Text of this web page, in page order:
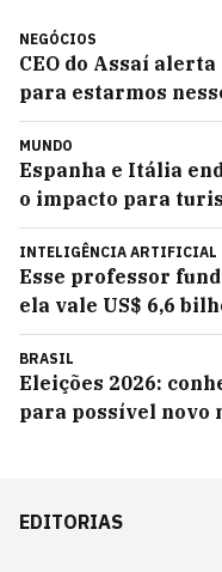
NEGÓCIOS
CEO do Assaí
para estarmos
MUNDO
Espanha e Itália
o impacto para
INTELIGÊNCIA ARTIFICIAL
Esse professor
ela vale US$ 6,6
BRASIL
Eleições 2026:
para possível novo
EDITORIAS